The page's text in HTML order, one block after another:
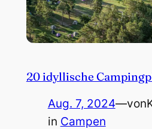
20 idyllische
Aug. 7, 2024—von
in Campen